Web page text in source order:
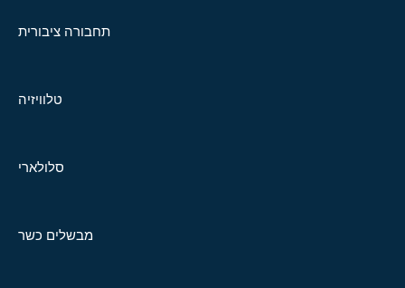
תחבורה ציבורית
טלוויזיה
סלולארי
מבשלים כשר